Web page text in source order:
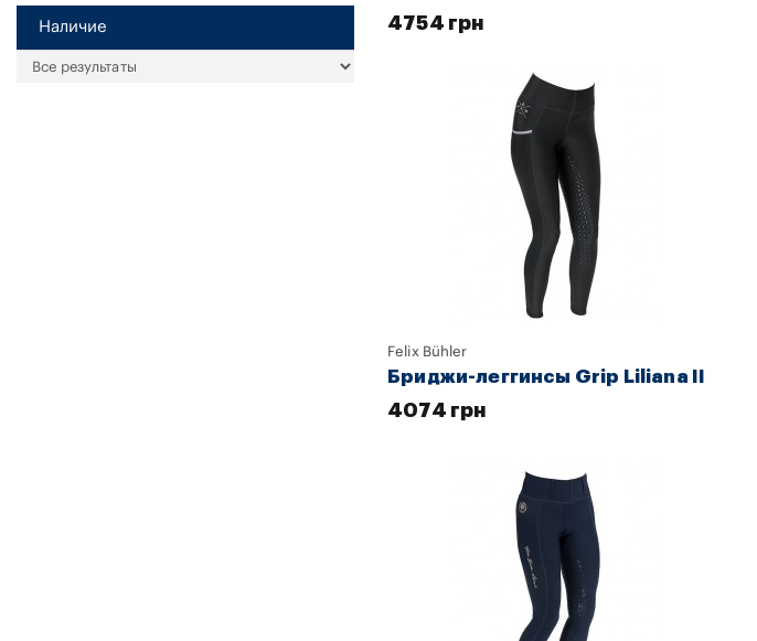
Наличие 4754 грн
Felix Bühler
Бриджи-леггинсы Grip Liliana II
4074 грн